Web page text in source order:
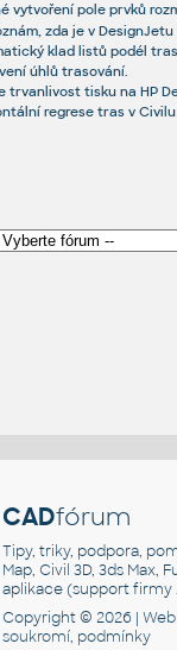
vytvoření pole prvků
zda je v
klad listů podél
úhlů trasování.
trvanlivost tisku na HP
regrese tras v Civilu
CADfórum
Tipy, triky, podpora,
Map, Civil 3D, 3ds Max,
aplikace (support firmy
Copyright © 2026 |
soukromí, podmínky